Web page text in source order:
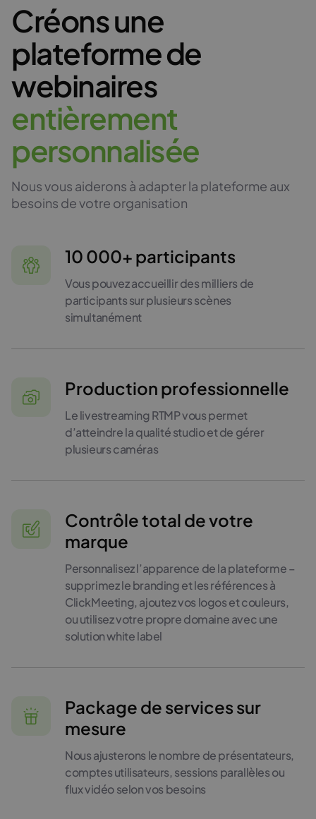
Créons une
plateforme de
webinaires
entièrement
personnalisée
Nous vous aiderons à adapter la plateforme aux
besoins de votre organisation
10 000+ participants
Vous pouvez accueillir des milliers de
participants sur plusieurs scènes
simultanément
Production professionnelle
Le livestreaming RTMP vous permet
d’atteindre la qualité studio et de gérer
plusieurs caméras
Contrôle total de votre
marque
Personnalisez l’apparence de la plateforme –
supprimez le branding et les références à
ClickMeeting, ajoutez vos logos et couleurs,
ou utilisez votre propre domaine avec une
solution white label
Package de services sur
mesure
Nous ajusterons le nombre de présentateurs,
comptes utilisateurs, sessions parallèles ou
flux vidéo selon vos besoins